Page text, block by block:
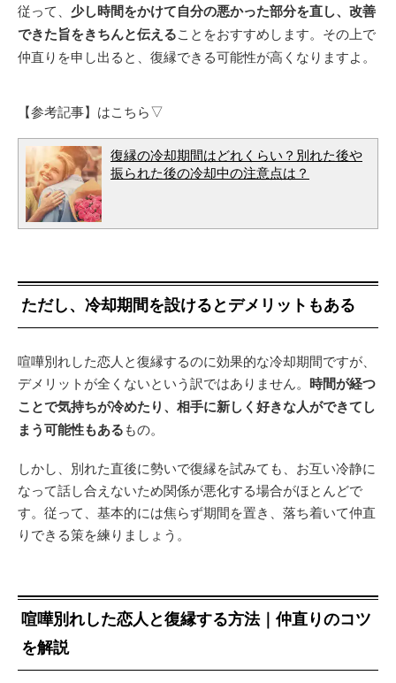
従って、 少し時間をかけて自分の悪かった部分を直し、改善
できた旨をきちんと伝えることをおすすめします。その上で
仲直りを申し出ると、復縁できる可能性が高くなりますよ。
【参考記事】はこちら▽
復縁の冷却期間はどれくらい？別れた後や
振られた後の冷却中の注意点は？
ただし、冷却期間を設けるとデメリットもある
喧嘩別れした恋人と復縁するのに効果的な冷却期間ですが、
デメリットが全くないという訳ではありません。 時間が経つ
ことで気持ちが冷めたり、相手に新しく好きな人ができてし
まう可能性もあるもの。
しかし、別れた直後に勢いで復縁を試みても、お互い冷静に
なって話し合えないため関係が悪化する場合がほとんどで
す。従って、基本的には焦らず期間を置き、落ち着いて仲直
りできる策を練りましょう。
喧嘩別れした恋人と復縁する方法｜仲直りのコツ
を解説